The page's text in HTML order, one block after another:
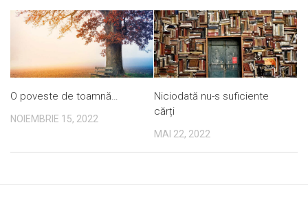
O poveste de toamnă…
NOIEMBRIE 15, 2022
Niciodată nu-s suficiente
cărți
MAI 22, 2022